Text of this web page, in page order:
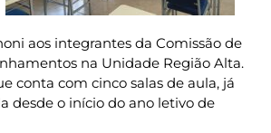
aos integrantes da Comissão de
na Unidade Região Alta.
conta com cinco salas de aula, já
desde o início do ano letivo de